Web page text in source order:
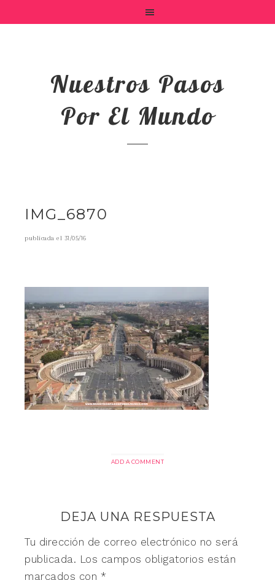
Nuestros Pasos
Por El Mundo
IMG_6870
publicada el 31/05/16
ADD A COMMENT
DEJA UNA RESPUESTA
Tu dirección de correo electrónico no será
publicada. Los campos obligatorios están
marcados con *